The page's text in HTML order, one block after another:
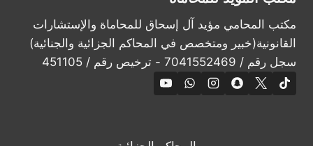
مكتب المحامي مؤيد آل إسحاق للمحاماة والإستشارات
القانونية(خبير ومتخصص في المحاكم الجزائية والجنائية)
سجل رقم / 7041552469 - ترخيص رقم / 451105